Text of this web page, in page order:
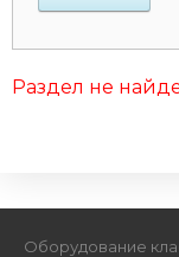
Раздел не
Оборудование